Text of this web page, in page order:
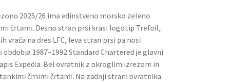
2025/26 ima edinstveno morsko zeleno
črtami. Desno stran prsi krasi logotip Trefoil,
vrača na dres LFC, leva stran prsi pa nosi
1987–1992.Standard Chartered je glavni
Expedia. Bel ovratnik z okroglim izrezom in
črnimi črtami. Na zadnji strani ovratnika